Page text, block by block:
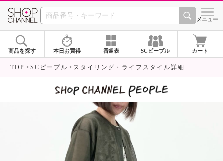
SHOP CHANNEL シメニュー
商品を探す 本日お買得 番組表 SCピープル カート
TOP SCピープル スタイリング・ライフスタイル詳細